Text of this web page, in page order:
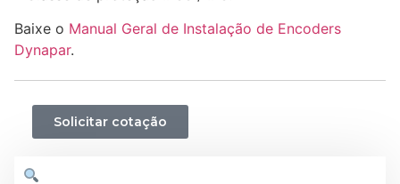
Baixe o Manual Geral de Instalação de Encoders
Dynapar.
Solicitar cotação